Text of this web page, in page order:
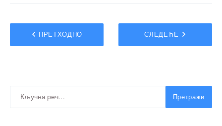
ПРЕТХОДНО СЛЕДЕЋЕ
Претражи